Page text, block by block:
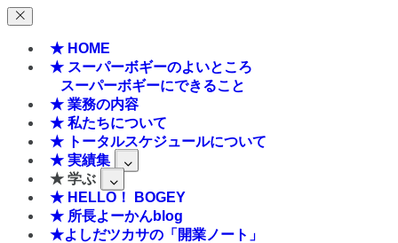
★ HOME
★ スーパーボギーのよいところ
スーパーボギーにできること
★ 業務の内容
★ 私たちについて
★ トータルスケジュールについて
★ 実績集
★ 学ぶ
★ HELLO！ BOGEY
★ 所長よーかんblog
★よしだツカサの「開業ノート」